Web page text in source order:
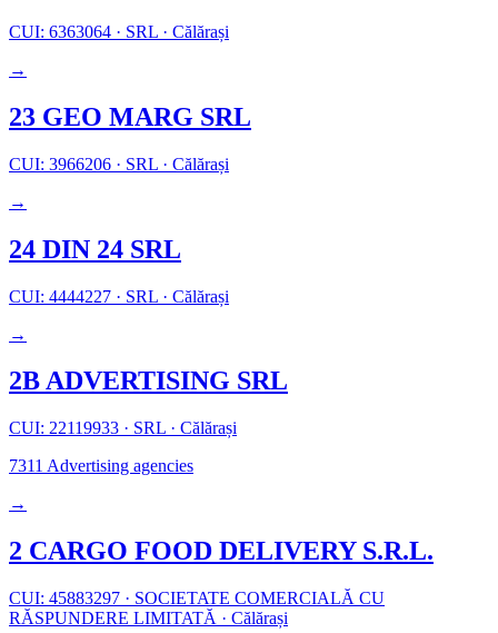
CUI: 6363064 · SRL · Călărași
→
23 GEO MARG SRL
CUI: 3966206 · SRL · Călărași
→
24 DIN 24 SRL
CUI: 4444227 · SRL · Călărași
→
2B ADVERTISING SRL
CUI: 22119933 · SRL · Călărași
7311 Advertising agencies
→
2 CARGO FOOD DELIVERY S.R.L.
CUI: 45883297 · SOCIETATE COMERCIALĂ CU
RĂSPUNDERE LIMITATĂ · Călărași